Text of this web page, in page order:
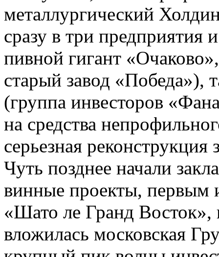
металлургический
сразу в три предприятия
пивной гигант
старый завод «Победа»),
(группа инвесторов
на средства
серьезная
Чуть позднее начали
винные проекты, первым
«Шато ле Гранд Восток»,
вложилась московская